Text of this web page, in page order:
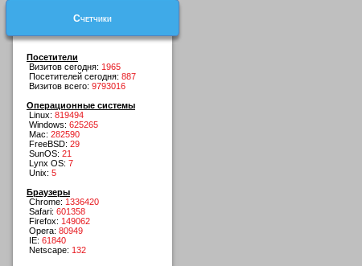
Счетчики
Посетители
Визитов сегодня: 1965
Посетителей сегодня: 887
Визитов всего: 9793016
Операционные системы
Linux: 819494
Windows: 625265
Mac: 282590
FreeBSD: 29
SunOS: 21
Lynx OS: 7
Unix: 5
Браузеры
Chrome: 1336420
Safari: 601358
Firefox: 149062
Opera: 80949
IE: 61840
Netscape: 132